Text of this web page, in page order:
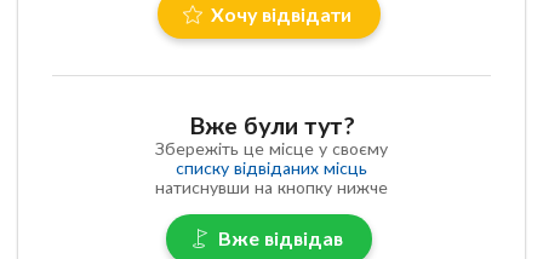
Хочу відвідати
Вже були тут?
Збережіть це місце у своєму
списку відвіданих місць
натиснувши на кнопку нижче
Вже відвідав